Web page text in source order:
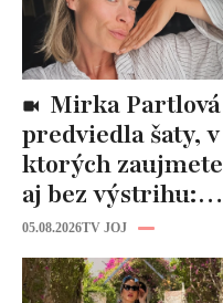
predviedla šaty, v
ktorých zaujmete
aj bez výstrihu:
Ich čaro je v tomto
detaile
05.08.2026TV JOJ